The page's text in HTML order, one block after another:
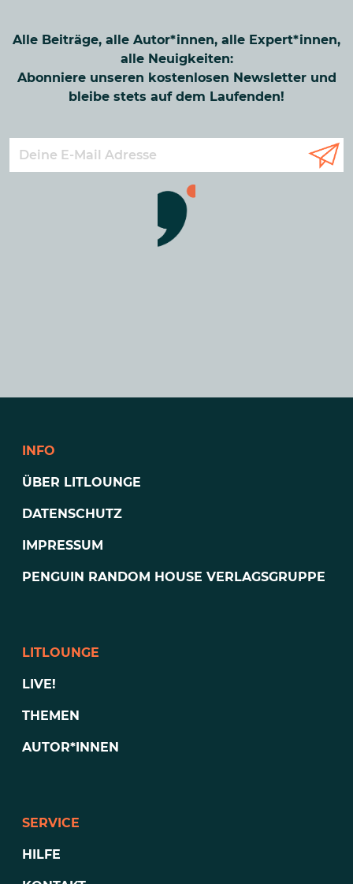
Alle Beiträge, alle Autor*innen, alle Expert*innen,
alle Neuigkeiten:
Abonniere unseren kostenlosen Newsletter und
bleibe stets auf dem Laufenden!
INFO
ÜBER LITLOUNGE
DATENSCHUTZ
IMPRESSUM
PENGUIN RANDOM HOUSE VERLAGSGRUPPE
LITLOUNGE
LIVE!
THEMEN
AUTOR*INNEN
SERVICE
HILFE